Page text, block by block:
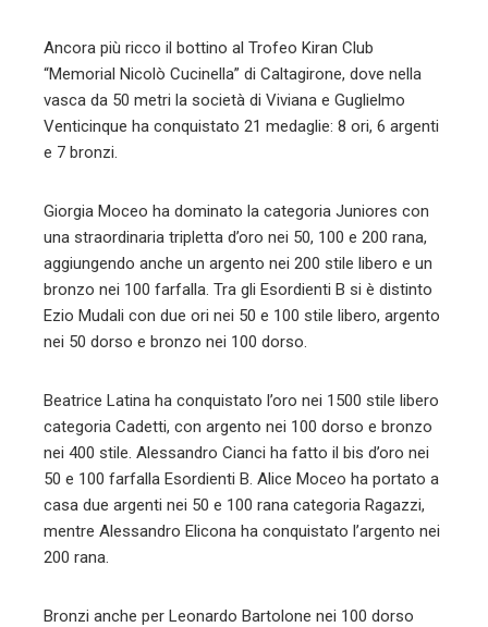
Ancora più ricco il bottino al Trofeo Kiran Club
“Memorial Nicolò Cucinella” di Caltagirone, dove nella
vasca da 50 metri la società di Viviana e Guglielmo
Venticinque ha conquistato 21 medaglie: 8 ori, 6 argenti
e 7 bronzi.
Giorgia Moceo ha dominato la categoria Juniores con
una straordinaria tripletta d’oro nei 50, 100 e 200 rana,
aggiungendo anche un argento nei 200 stile libero e un
bronzo nei 100 farfalla. Tra gli Esordienti B si è distinto
Ezio Mudali con due ori nei 50 e 100 stile libero, argento
nei 50 dorso e bronzo nei 100 dorso.
Beatrice Latina ha conquistato l’oro nei 1500 stile libero
categoria Cadetti, con argento nei 100 dorso e bronzo
nei 400 stile. Alessandro Cianci ha fatto il bis d’oro nei
50 e 100 farfalla Esordienti B. Alice Moceo ha portato a
casa due argenti nei 50 e 100 rana categoria Ragazzi,
mentre Alessandro Elicona ha conquistato l’argento nei
200 rana.
Bronzi anche per Leonardo Bartolone nei 100 dorso